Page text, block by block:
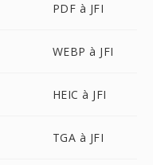
PDF à JFI
WEBP à JFI
HEIC à JFI
TGA à JFI